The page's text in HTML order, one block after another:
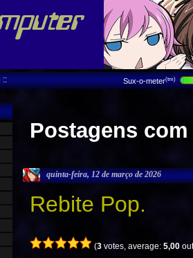
:: Sux-o-meter(tm)
Postagens com
quinta-feira, 12 de março de 2026
Rebite Pop.
(3 votes, average:5,00